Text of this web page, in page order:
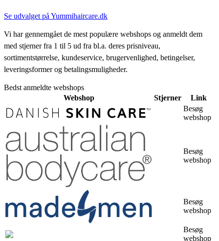
Se udvalget på Yummihaircare.dk
Vi har gennemgået de mest populære webshops og anmeldt dem
med stjerner fra 1 til 5 ud fra bl.a. deres prisniveau,
sortimentstørrelse, kundeservice, brugervenlighed, betingelser,
leveringsformer og betalingsmuligheder.
Bedst anmeldte webshops
Webshop
Stjerner
Link
Besøg
webshop
Besøg
webshop
Besøg
webshop
Besøg
webshop